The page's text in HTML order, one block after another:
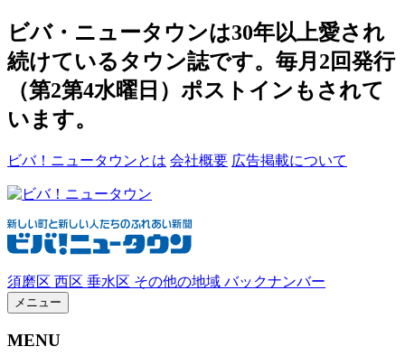
ビバ・ニュータウンは30年以上愛され
続けているタウン誌です。毎月2回発行
（第2第4水曜日）ポストインもされて
います。
ビバ！ニュータウンとは 会社概要 広告掲載について
須磨区 西区 垂水区 その他の地域 バックナンバー
メニュー
MENU